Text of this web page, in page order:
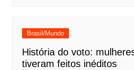
Brasil/Mundo
História do voto:
tiveram feitos inéditos